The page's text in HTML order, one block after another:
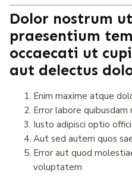
Dolor nostrum
praesentium
occaecati ut
aut delectus
Enim maxime atque
Error labore quibusdam
Iusto adipisci optio
Aut sed autem quos
Error aut quod
voluptatem